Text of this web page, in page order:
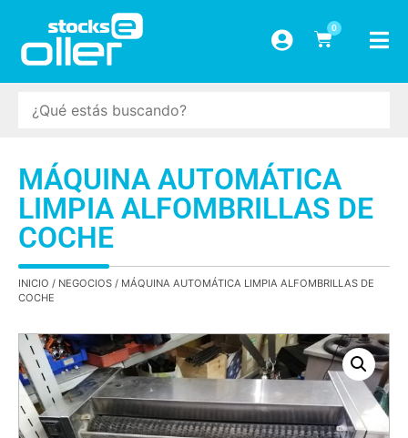
0
MÁQUINA AUTOMÁTICA
LIMPIA ALFOMBRILLAS DE
COCHE
INICIO / NEGOCIOS / MÁQUINA AUTOMÁTICA LIMPIA ALFOMBRILLAS DE
COCHE